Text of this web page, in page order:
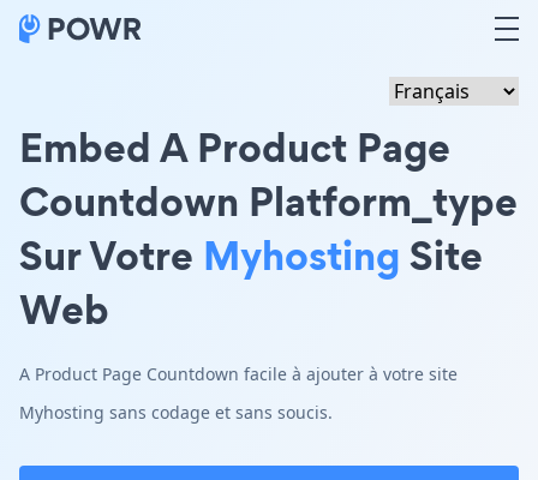
Embed A Product Page
Countdown Platform_type
Sur Votre MyhostingSite
Web
A Product Page Countdown facile à ajouter à votre site
Myhosting sans codage et sans soucis.